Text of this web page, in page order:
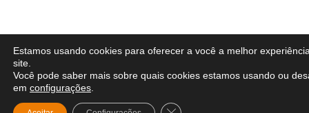
Estamos usando cookies para oferecer a você a melhor
site.
Você pode saber mais sobre quais cookies estamos usando ou
em configurações
Close GDPR Cookie Banner